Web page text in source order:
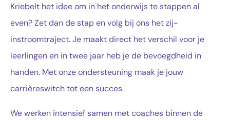
Kriebelt het idee om in het onderwijs te stappen al
even? Zet dan de stap en volg bij ons het zij-
instroomtraject. Je maakt direct het verschil voor je
leerlingen en in twee jaar heb je de bevoegdheid in
handen. Met onze ondersteuning maak je jouw
carrièreswitch tot een succes.
We werken intensief samen met coaches binnen de